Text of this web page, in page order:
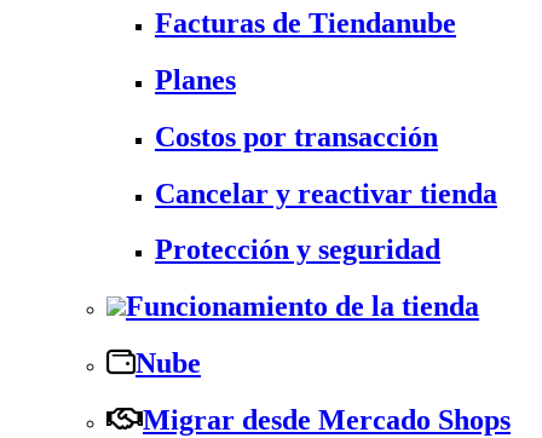
Facturas de Tiendanube
Planes
Costos por transacción
Cancelar y reactivar tienda
Protección y seguridad
Funcionamiento de la tienda
Nube
Migrar desde Mercado Shops